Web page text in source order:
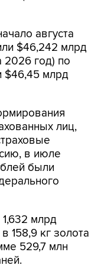
августа
$46,242 млрд
2026 год) по
$46,45 млрд
лиц,
в июле
были
млрд
158,9 кг золота
529,7 млн